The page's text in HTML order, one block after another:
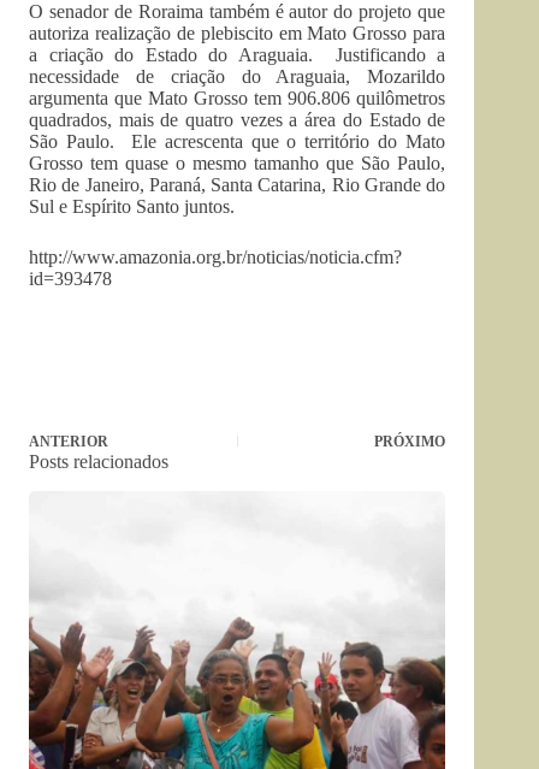
O senador de Roraima também é autor do projeto que
autoriza realização de plebiscito em Mato Grosso para
a criação do Estado do Araguaia. Justificando a
necessidade de criação do Araguaia, Mozarildo
argumenta que Mato Grosso tem 906.806 quilômetros
quadrados, mais de quatro vezes a área do Estado de
São Paulo. Ele acrescenta que o território do Mato
Grosso tem quase o mesmo tamanho que São Paulo,
Rio de Janeiro, Paraná, Santa Catarina, Rio Grande do
Sul e Espírito Santo juntos.
http://www.amazonia.org.br/noticias/noticia.cfm?
id=393478
ANTERIOR PRÓXIMO
Posts relacionados